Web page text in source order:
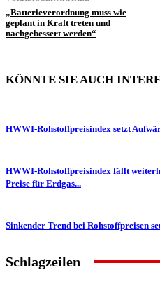
„Batterieverordnung muss wie
geplant in Kraft treten und
nachgebessert werden“
KÖNNTE SIE AUCH
HWWI-Rohstoffpreisindex setzt
HWWI-Rohstoffpreisindex fällt
Preise für Erdgas...
Sinkender Trend bei Rohstoffpreisen
Schlagzeilen